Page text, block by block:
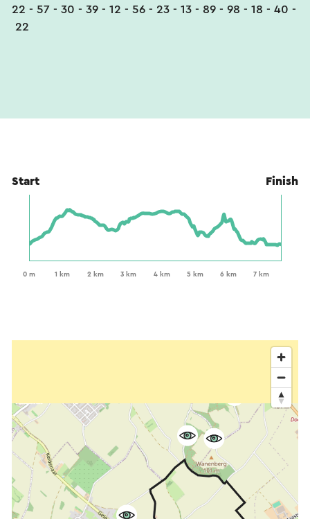
22 - 57 - 30 - 39 - 12 - 56 - 23 - 13 - 89 - 98 - 18 - 40 -
22
Start Finish